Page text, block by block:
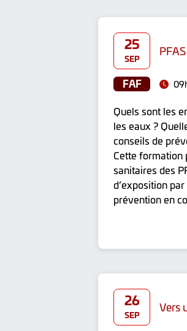
25
SEP
FAF
Quels sont les
les eaux ?
conseils de
Cette formation
sanitaires des
d’exposition
prévention en
26
SEP Vers